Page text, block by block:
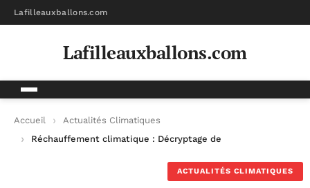
Lafilleauxballons.com
Lafilleauxballons.com
Accueil
Actualités Climatiques
Réchauffement climatique : Décryptage des débats et des
ACTUALITÉS CLIMATIQUES